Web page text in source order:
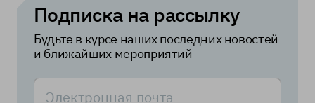
Подписка на рассылку
Будьте в курсе наших последних новостей
и ближайших мероприятий